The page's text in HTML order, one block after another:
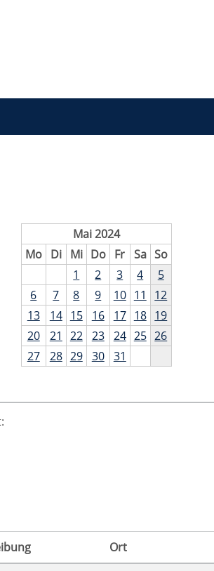
Mai 2024
Mo
Di Mi Do Fr Sa So
1
2 3 4
5
6
7 8 9 10 11
12
13
14 15 16 17 18 19
20
21 22 23 24 25 26
27
28 29 30 31
Ort